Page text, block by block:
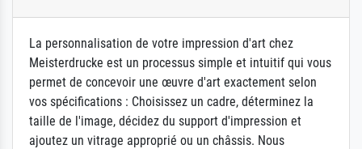
La personnalisation de votre impression d'art chez
Meisterdrucke est un processus simple et intuitif qui vous
permet de concevoir une œuvre d'art exactement selon
vos spécifications : Choisissez un cadre, déterminez la
taille de l'image, décidez du support d'impression et
ajoutez un vitrage approprié ou un châssis. Nous